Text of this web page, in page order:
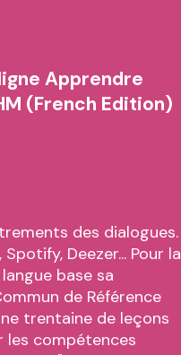
Apprendre
(French Edition)
des dialogues.
Deezer... Pour la
base sa
de Référence
trentaine de leçons
les compétences